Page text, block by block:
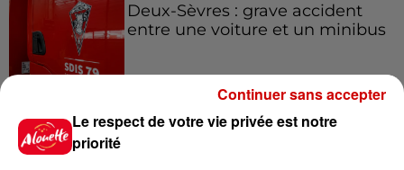
Deux-Sèvres : grave accident
entre une voiture et un minibus
Violences conjugales : le chef
Le respect de votre vie privée est notre
priorité
Continuer sans accepter